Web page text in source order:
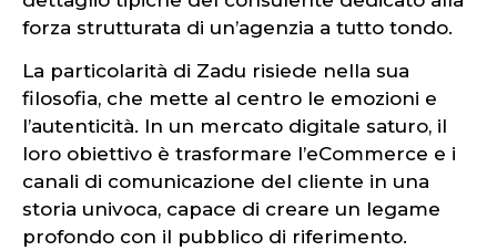
forza strutturata di un’agenzia a tutto tondo.
La particolarità di Zadu risiede nella sua
filosofia, che mette al centro le emozioni e
l’autenticità. In un mercato digitale saturo, il
loro obiettivo è trasformare l’eCommerce e i
canali di comunicazione del cliente in una
storia univoca, capace di creare un legame
profondo con il pubblico di riferimento.